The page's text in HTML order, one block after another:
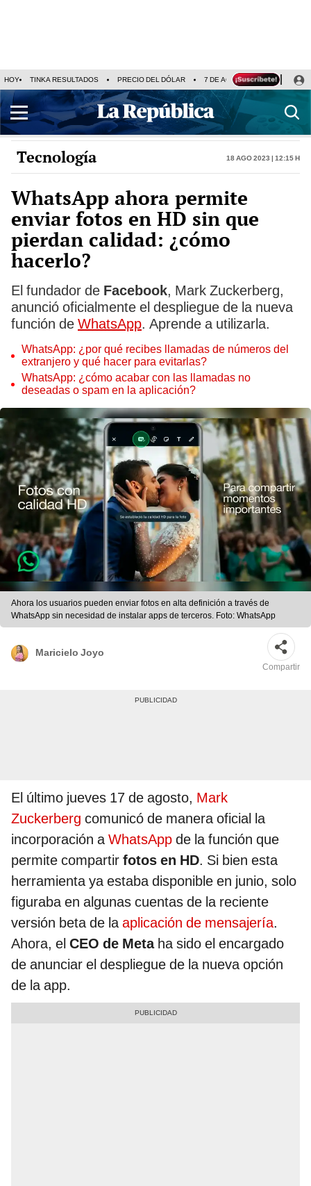
HOY TINKA RESULTADOS PRECIO DEL DÓLAR 7 DE AGOSTO OLLANTA
Tecnología 18 Ago 2023 | 12:15 h
WhatsApp ahora permite
enviar fotos en HD sin que
pierdan calidad: ¿cómo
hacerlo?
El fundador de Facebook, Mark Zuckerberg,
anunció oficialmente el despliegue de la nueva
función de WhatsApp. Aprende a utilizarla.
WhatsApp: ¿por qué recibes llamadas de números del
extranjero y qué hacer para evitarlas?
WhatsApp: ¿cómo acabar con las llamadas no
deseadas o spam en la aplicación?
Ahora los usuarios pueden enviar fotos en alta definición a través de
WhatsApp sin necesidad de instalar apps de terceros. Foto: WhatsApp
Maricielo Joyo
Compartir
El último jueves 17 de agosto, Mark
Zuckerberg comunicó de manera oficial la
incorporación aWhatsApp de la función que
permite compartir fotos en HD. Si bien esta
herramienta ya estaba disponible en junio, solo
figuraba en algunas cuentas de la reciente
versión beta de laaplicación de mensajería.
Ahora, el CEO de Meta ha sido el encargado
de anunciar el despliegue de la nueva opción
de la app.